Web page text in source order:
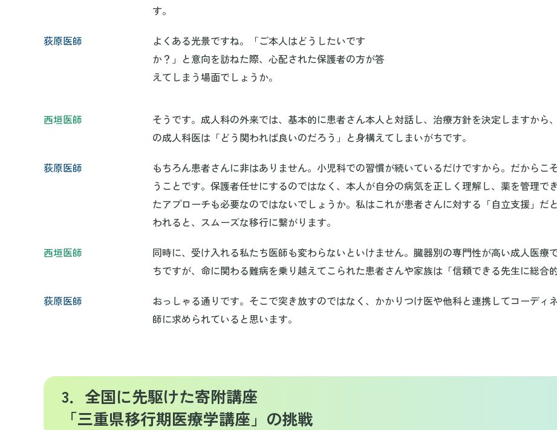
す。
荻原医師
よくある光景ですね。「ご本人はどうしたいです
か？」と意向を訪ねた際、心配された保護者の方が答
えてしまう場面でしょうか。
西垣医師
そうです。成人科の外来では、基本的に患者さん本人と対話し、治療方針を決定しますから
の成人科医は「どう関われば良いのだろう」と身構えてしまいがちです。
荻原医師
もちろん患者さんに非はありません。小児科での習慣が続いているだけですから。だからこ
うことです。保護者任せにするのではなく、本人が自分の病気を正しく理解し、薬を管理で
たアプローチも必要なのではないでしょうか。私はこれが患者さんに対する「自立支援」だ
われると、スムーズな移行に繋がります。
西垣医師
同時に、受け入れる私たち医師も変わらないといけません。臓器別の専門性が高い成人医療
ちですが、命に関わる難病を乗り越えてこられた患者さんや家族は「信頼できる先生に総合
荻原医師
おっしゃる通りです。そこで突き放すのではなく、かかりつけ医や他科と連携してコーディ
師に求められていると思います。
3．全国に先駆けた寄附講座
「三重県移行期医療学講座」の挑戦